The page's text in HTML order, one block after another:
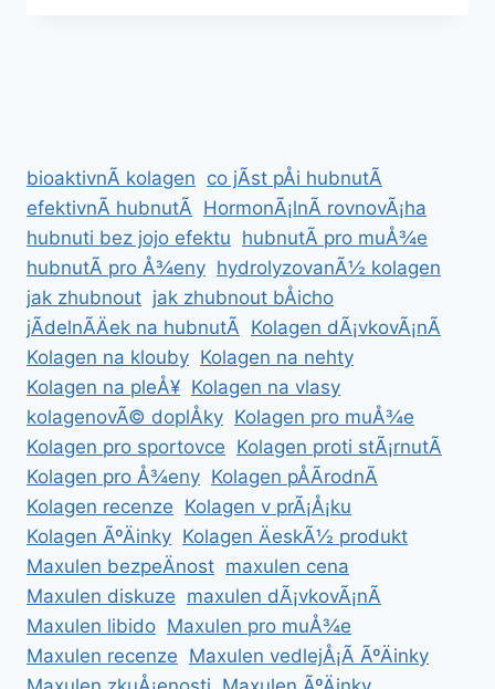
bioaktivnÃ­ kolagen co jÃ­st pÅi hubnutÃ­
efektivnÃ­ hubnutÃ­ HormonÃ¡lnÃ­ rovnovÃ¡ha
hubnuti bez jojo efektu hubnutÃ­ pro muÅ¾e
hubnutÃ­ pro Å¾eny hydrolyzovanÃ½ kolagen
jak zhubnout jak zhubnout bÅicho
jÃ­delnÃ­Äek na hubnutÃ­ Kolagen dÃ¡vkovÃ¡nÃ­
Kolagen na klouby Kolagen na nehty
Kolagen na pleÅ¥ Kolagen na vlasy
kolagenovÃ© doplÅky Kolagen pro muÅ¾e
Kolagen pro sportovce Kolagen proti stÃ¡rnutÃ­
Kolagen pro Å¾eny Kolagen pÅÃ­rodnÃ­
Kolagen recenze Kolagen v prÃ¡Å¡ku
Kolagen ÃºÄinky Kolagen ÄeskÃ½ produkt
Maxulen bezpeÄnost maxulen cena
Maxulen diskuze maxulen dÃ¡vkovÃ¡nÃ­
Maxulen libido Maxulen pro muÅ¾e
Maxulen recenze Maxulen vedlejÅ¡Ã­ ÃºÄinky